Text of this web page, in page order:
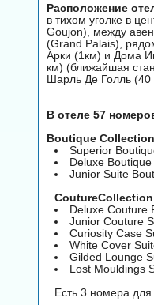
Расположение
в тихом уголке в
Goujon), между
(Grand Palais),
Арки (1км) и Дома
км) (ближайшая
Шарль Де Голль (40
В отеле 57
Boutique
Superior
Deluxe Boutique
Junior Suite
Deluxe Couture
Junior Couture
Curiosity Case
White Cover
Gilded Lounge
Lost Mouldings
Есть 3 номера для